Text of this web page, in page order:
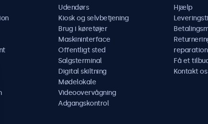
Udendørs
Kiosk og selvbetjening
Brug i køretøjer
Maskininterface
Offentligt sted
Salgsterminal
Digital skiltning
Mødelokale
Videoovervågning
Adgangskontrol
Hjælp
reparation
Få et
Kontakt os